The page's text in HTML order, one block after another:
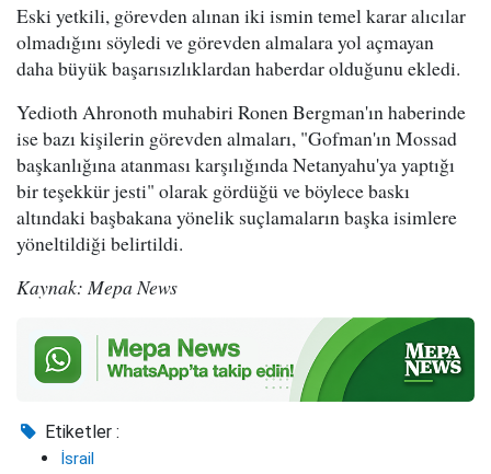
Eski yetkili, görevden alınan iki ismin temel karar alıcılar
olmadığını söyledi ve görevden almalara yol açmayan
daha büyük başarısızlıklardan haberdar olduğunu ekledi.
Yedioth Ahronoth muhabiri Ronen Bergman'ın haberinde
ise bazı kişilerin görevden almaları, "Gofman'ın Mossad
başkanlığına atanması karşılığında Netanyahu'ya yaptığı
bir teşekkür jesti" olarak gördüğü ve böylece baskı
altındaki başbakana yönelik suçlamaların başka isimlere
yöneltildiği belirtildi.
Kaynak: Mepa News
Etiketler :
İsrail